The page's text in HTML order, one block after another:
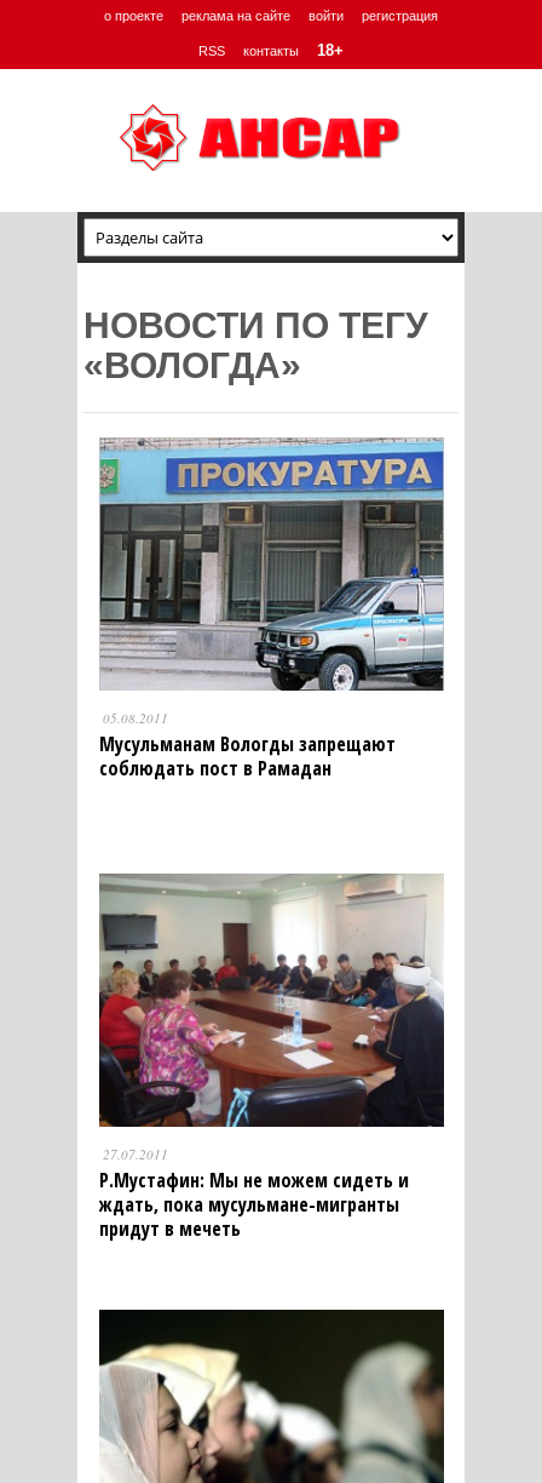
о проекте реклама на сайте войти регистрация
RSS контакты 18+
НОВОСТИ ПО ТЕГУ
«ВОЛОГДА»
05.08.2011
Мусульманам Вологды запрещают
соблюдать пост в Рамадан
27.07.2011
Р.Мустафин: Мы не можем сидеть и
ждать, пока мусульмане-мигранты
придут в мечеть